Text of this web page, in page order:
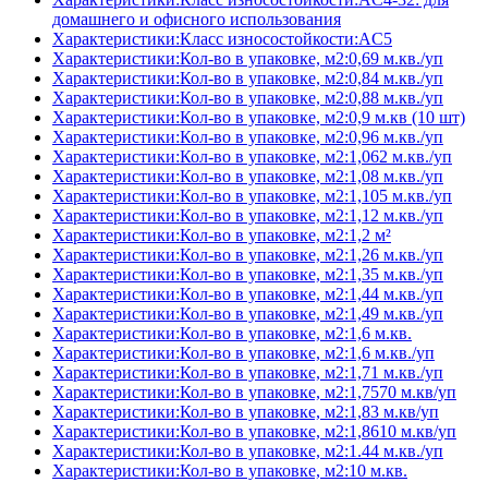
домашнего и офисного использования
Характеристики:Класс износостойкости:AC5
Характеристики:Кол-во в упаковке, м2:0,69 м.кв./уп
Характеристики:Кол-во в упаковке, м2:0,84 м.кв./уп
Характеристики:Кол-во в упаковке, м2:0,88 м.кв./уп
Характеристики:Кол-во в упаковке, м2:0,9 м.кв (10 шт)
Характеристики:Кол-во в упаковке, м2:0,96 м.кв./уп
Характеристики:Кол-во в упаковке, м2:1,062 м.кв./уп
Характеристики:Кол-во в упаковке, м2:1,08 м.кв./уп
Характеристики:Кол-во в упаковке, м2:1,105 м.кв./уп
Характеристики:Кол-во в упаковке, м2:1,12 м.кв./уп
Характеристики:Кол-во в упаковке, м2:1,2 м²
Характеристики:Кол-во в упаковке, м2:1,26 м.кв./уп
Характеристики:Кол-во в упаковке, м2:1,35 м.кв./уп
Характеристики:Кол-во в упаковке, м2:1,44 м.кв./уп
Характеристики:Кол-во в упаковке, м2:1,49 м.кв./уп
Характеристики:Кол-во в упаковке, м2:1,6 м.кв.
Характеристики:Кол-во в упаковке, м2:1,6 м.кв./уп
Характеристики:Кол-во в упаковке, м2:1,71 м.кв./уп
Характеристики:Кол-во в упаковке, м2:1,7570 м.кв/уп
Характеристики:Кол-во в упаковке, м2:1,83 м.кв/уп
Характеристики:Кол-во в упаковке, м2:1,8610 м.кв/уп
Характеристики:Кол-во в упаковке, м2:1.44 м.кв./уп
Характеристики:Кол-во в упаковке, м2:10 м.кв.